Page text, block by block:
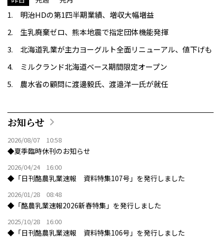
明治HDの第1四半期業績、増収大幅増益
生乳廃棄ゼロ、熊本地震で指定団体機能発揮
北海道乳業が主力ヨーグルト全面リニューアル、値下げも
ミルクランド北海道ベース期間限定オープン
農水省の顧問に渡邊毅氏、渡邉洋一氏が就任
お知らせ
2026/08/07 10:58
◆夏季臨時休刊のお知らせ
2026/04/24 16:00
◆「日刊酪農乳業速報 資料特集107号」を発行しました
2026/01/28 08:48
◆「酪農乳業速報2026新春特集」を発行しました
2025/10/28 16:00
◆「日刊酪農乳業速報 資料特集106号」を発行しました